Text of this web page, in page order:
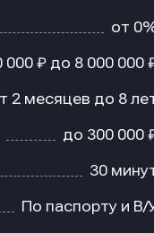
от
000 ₽ до 8 000 000
2 месяцев до 8
до 300 000
30
По паспорту и В/